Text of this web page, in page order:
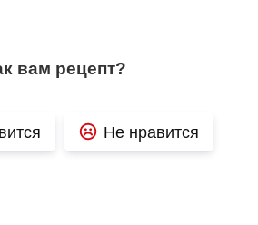
вам рецепт?
Не нравится